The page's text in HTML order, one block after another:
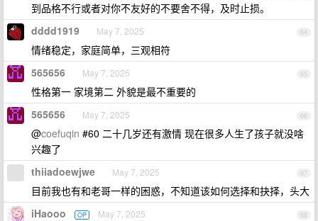
到品格不行或者对你不友好的不要舍不得，及时止损。
64
dddd1919 May 7, 2025
情绪稳定，家庭简单，三观相符
65
565656 May 7, 2025
性格第一 家境第二 外貌是最不重要的
66
565656 May 7, 2025
@coefuqin #60 二十几岁还有激情 现在很多人生了孩子就没啥
兴趣了
67
thiiadoewjwe May 7, 2025
目前我也有和老哥一样的困惑，不知道该如何选择和抉择，头大
68
iHaooo OP May 7, 2025